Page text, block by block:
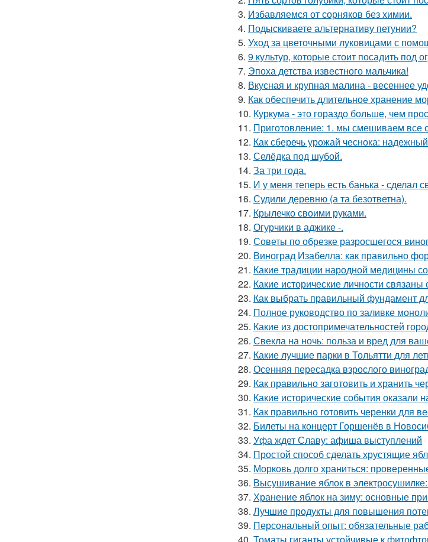
3. Избавляемся от сорняков без химии.
4. Подыскиваете альтернативу петунии?
5. Уход за цветочными луковицами с
6. 9 культур, которые стоит посадить под
7. Эпоха детства известного мальчика!
8. Вкусная и крупная малина - весеннее
9. Как обеспечить длительное хранение
10. Куркума - это гораздо больше, чем
11. Приготовление: 1. мы смешиваем все
12. Как сберечь урожай чеснока:
13. Селёдка под шубой.
14. За три года.
15. И у меня теперь есть банька - сделал
16. Судили деревню (а та безответна).
17. Крылечко своими руками.
18. Огурчики в аджике -.
19. Советы по обрезке разросшегося
20. Виноград Изабелла: как правильно
21. Какие традиции народной медицины
22. Какие исторические личности
23. Как выбрать правильный фундамент
24. Полное руководство по заливке
25. Какие из достопримечательностей
26. Свекла на ночь: польза и вред для
27. Какие лучшие парки в Тольятти для
28. Осенняя пересадка взрослого
29. Как правильно заготовить и хранить
30. Какие исторические события оказали
31. Как правильно готовить черенки для
32. Билеты на концерт Горшенёв в
33. Уфа ждет Славу: афиша выступлений
34. Простой способ сделать хрустящие
35. Морковь долго храниться:
36. Высушивание яблок в
37. Хранение яблок на зиму: основные
38. Лучшие продукты для повышения
39. Персональный опыт: обязательные